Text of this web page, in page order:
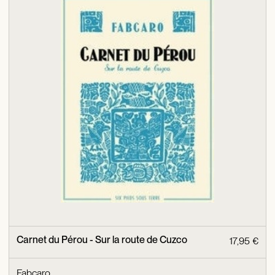
Carnet du Pérou - Sur la route de Cuzco 17,95 €